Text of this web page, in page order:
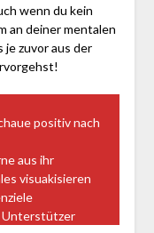
wenn du kein
an deiner mentalen
je zuvor aus der
positiv nach
aus ihr
visuakisieren
Unterstützer